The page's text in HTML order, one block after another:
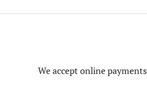
We accept online payments